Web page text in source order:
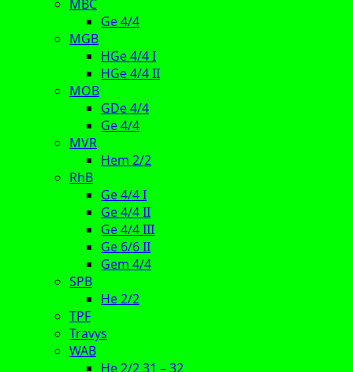
MBC
Ge 4/4
MGB
HGe 4/4 I
HGe 4/4 II
MOB
GDe 4/4
Ge 4/4
MVR
Hem 2/2
RhB
Ge 4/4 I
Ge 4/4 II
Ge 4/4 III
Ge 6/6 II
Gem 4/4
SPB
He 2/2
TPF
Travys
WAB
He 2/2 31 – 32